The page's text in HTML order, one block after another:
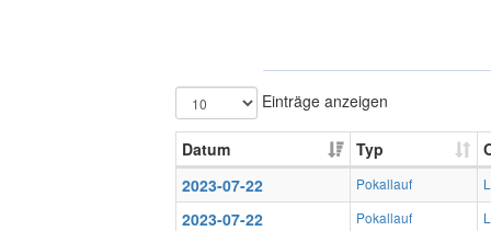
Einträge anzeigen
Datum Typ
2023-07-22
Pokallauf
2023-07-22 Pokallauf